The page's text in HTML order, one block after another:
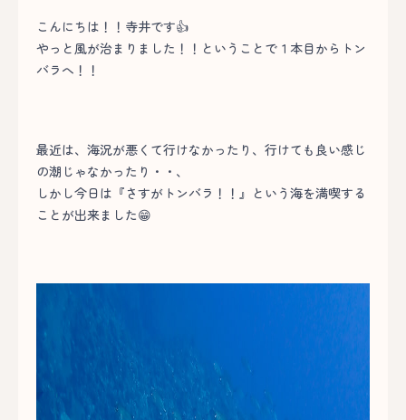
こんにちは！！寺井です👍
やっと風が治まりました！！ということで１本目からトン
バラへ！！
最近は、海況が悪くて行けなかったり、行けても良い感じ
の潮じゃなかったり・・、
しかし今日は『さすがトンバラ！！』という海を満喫する
ことが出来ました😁